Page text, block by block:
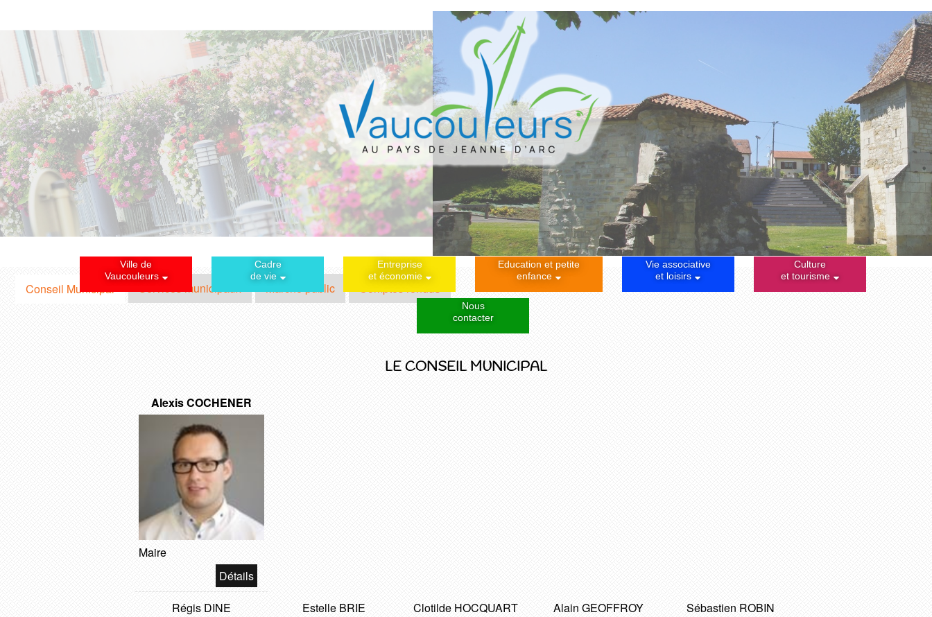
Ville de
Vaucouleurs
Cadre
de vie
Entreprise
et économie
Education et petite
enfance
Vie associative
et loisirs
Culture
et tourisme
Nous
contacter
Conseil Municipal Services municipaux Marché public Comptes rendus
LE CONSEIL MUNICIPAL
Alexis COCHENER
Maire
Régis DINE Estelle BRIE Clotilde HOCQUART Alain GEOFFROY Sébastien ROBIN